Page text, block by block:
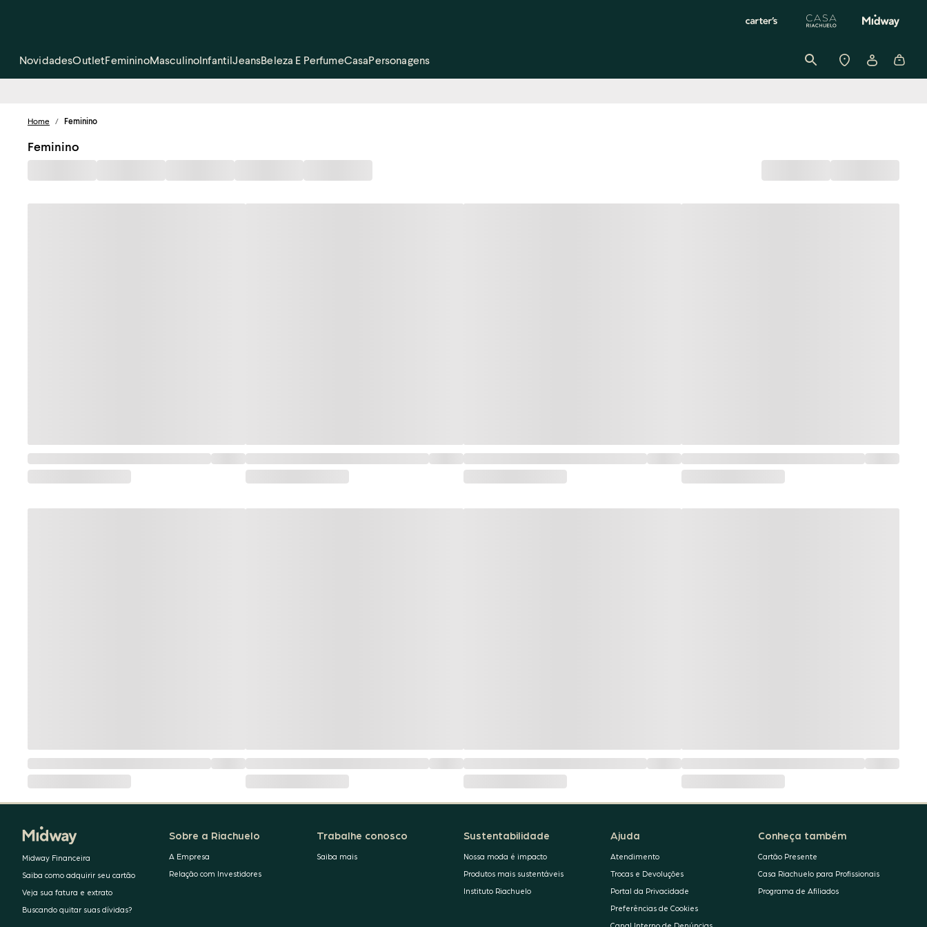
NovidadesOutletFemininoMasculinoInfantilJeansBeleza E PerfumeCasaPersonagens
Home / Feminino
Feminino
Midway Financeira
Saiba como adquirir seu cartão
Veja sua fatura e extrato
Buscando quitar suas dívidas?
Sobre a Riachuelo
A Empresa
Relação com Investidores
Trabalhe conosco
Saiba mais
Sustentabilidade
Nossa moda é impacto
Produtos mais sustentáveis
Instituto Riachuelo
Ajuda
Atendimento
Trocas e Devoluções
Portal da Privacidade
Preferências de Cookies
Conheça também
Cartão Presente
Casa Riachuelo para Profissionais
Programa de Afiliados